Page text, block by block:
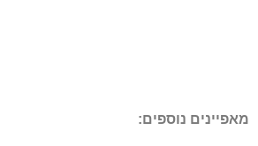
מאפיינים נוספים: